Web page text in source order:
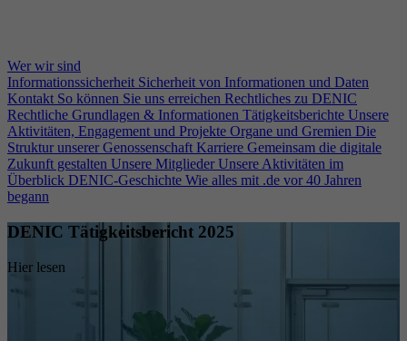
Wer wir sind
Informationssicherheit Sicherheit von Informationen und Daten
Kontakt So können Sie uns erreichen Rechtliches zu DENIC
Rechtliche Grundlagen & Informationen Tätigkeitsberichte Unsere
Aktivitäten, Engagement und Projekte Organe und Gremien Die
Struktur unserer Genossenschaft Karriere Gemeinsam die digitale
Zukunft gestalten Unsere Mitglieder Unsere Aktivitäten im
Überblick DENIC-Geschichte Wie alles mit .de vor 40 Jahren
begann
DENIC Tätigkeitsbericht 2025
Hier lesen